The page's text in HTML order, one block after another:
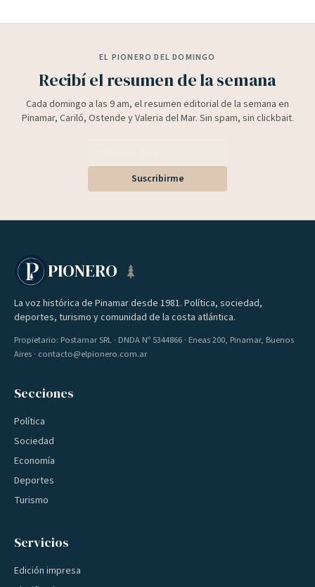
EL PIONERO DEL DOMINGO
Recibí el resumen de la semana
Cada domingo a las 9 am, el resumen editorial de la semana en
Pinamar, Cariló, Ostende y Valeria del Mar. Sin spam, sin clickbait.
Suscribirme
PIONERO
La voz histórica de Pinamar desde 1981. Política, sociedad,
deportes, turismo y comunidad de la costa atlántica.
Propietario: Postamar SRL · DNDA Nº 5344866 · Eneas 200, Pinamar, Buenos
Aires · contacto@elpionero.com.ar
Secciones
Política
Sociedad
Economía
Deportes
Turismo
Servicios
Edición impresa